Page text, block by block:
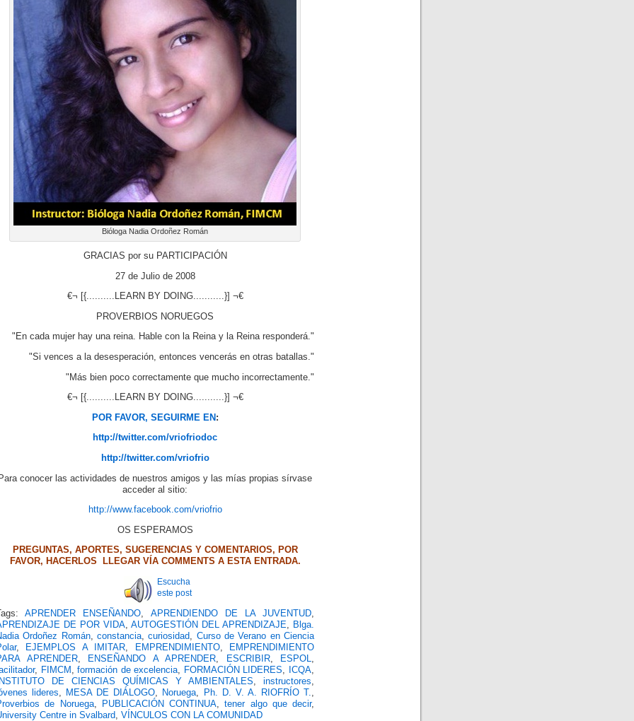
Bióloga Nadia Ordoñez Román
GRACIAS por su PARTICIPACIÓN
27 de Julio de 2008
€¬ [{..........LEARN BY DOING...........}] ¬€
PROVERBIOS NORUEGOS
"En cada mujer hay una reina. Hable con la Reina y la Reina responderá."
"Si vences a la desesperación, entonces vencerás en otras batallas."
"Más bien poco correctamente que mucho incorrectamente."
€¬ [{..........LEARN BY DOING...........}] ¬€
POR FAVOR, SEGUIRME EN :
http://twitter.com/vriofriodoc
http://twitter.com/vriofrio
conocer las actividades de nuestros amigos y las mías propias sírvase
acceder al sitio:
http://www.facebook.com/vriofrio
OS ESPERAMOS
PREGUNTAS, APORTES, SUGERENCIAS Y COMENTARIOS, POR
FAVOR, HACERLOS LLEGAR VÍA COMMENTS A ESTA ENTRADA.
Escucha
este post
APRENDER ENSEÑANDO APRENDIENDO DE LA JUVENTUD
DE POR VIDA AUTOGESTIÓN DEL APRENDIZAJE
Blga.
Ordoñez Román,constancia ,curiosidad
Curso de Verano en Ciencia
, EJEMPLOS A IMITAR EMPRENDIMIENTO,
EMPRENDIMIENTO
APRENDER, ENSEÑANDO A APRENDER ESCRIBIR, ESPOL
, FIMCM ,formación de excelencia FORMACIÓN LIDERES ICQA
DE CIENCIAS QUÍMICAS Y AMBIENTALES
instructores
lideres
MESA DE DIÁLOGO Noruega Ph. D. V. A. RIOFRÍO T.
de Noruega, PUBLICACIÓN CONTINUA ,tener algo que decir,
Centre in Svalbard
VÍNCULOS CON LA COMUNIDAD